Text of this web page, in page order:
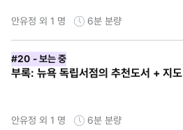
안유정 외 1 명 6분 분량
#20 - 보는 중
부록: 뉴욕 독립서점의 추천도서 + 지도
안유정 외 1 명 6분 분량